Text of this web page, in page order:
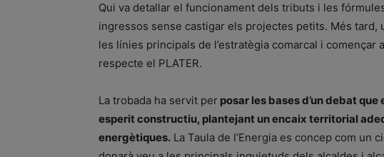
Qui va detallar el funcionament dels tributs i les
ingressos sense castigar els projectes petits. Més tard,
les línies principals de l’estratègia comarcal i
respecte el PLATER.
La trobada ha servit per posar les bases d’un debat
esperit constructiu, plantejant un encaix territorial
energètiques. La Taula de l’Energia es concep com un